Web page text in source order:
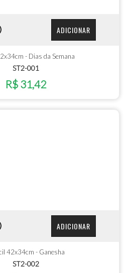
ADICIONAR
- Dias da Semana
ST2-001
R$ 31,42
ADICIONAR
42x34cm - Ganesha
ST2-002